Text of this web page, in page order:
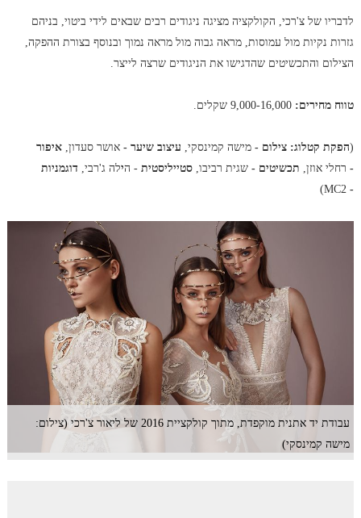
לדבריו של צ'רכי, הקולקציה מציגה ניגודים רבים שבאים לידי ביטוי, בניהם
גזרות נקיות מול עמוסות, מראה גבוה מול מראה נמוך ובנוסף בצורת ההפקה,
הצילום והתכשיטים שהדגישו את הניגודים שרצה לייצר.
טווח מחירים:
(הפקת קטלוג: צילום - מישה קמינסקי, עיצוב שיער - אושר סעדון, איפור
- רחלי אוזן, תכשיטים -שגית רביבו, סטייליסטית- הילה ג'רבי, דוגמניות
-
MC2)
עבודת יד אתנית מוקפדת, מתוך קולקציית 2016 של ליאור צ'רכי (צילום:
מישה קמינסקי)